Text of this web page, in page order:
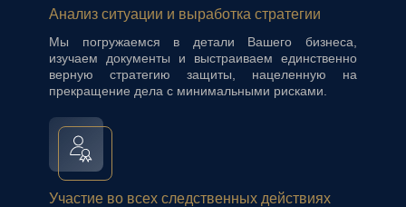
Анализ ситуации и выработка стратегии
Мы погружаемся в детали Вашего бизнеса,
изучаем документы и выстраиваем единственно
верную стратегию защиты, нацеленную на
прекращение дела с минимальными рисками.
Участие во всех следственных действиях